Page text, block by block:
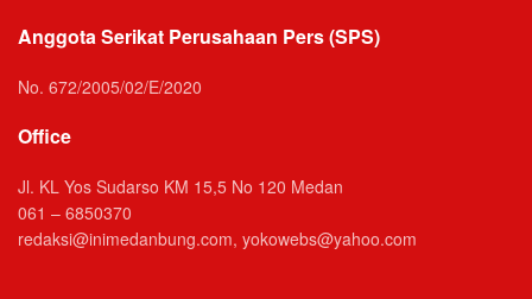
Anggota Serikat Perusahaan Pers (SPS)
No. 672/2005/02/E/2020
Office
Jl. KL Yos Sudarso KM 15,5 No 120 Medan
061 – 6850370
redaksi@inimedanbung.com, yokowebs@yahoo.com